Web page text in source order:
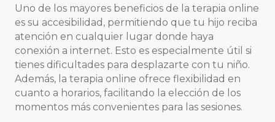
Uno de los mayores beneficios de la terapia online
es su accesibilidad, permitiendo que tu hijo reciba
atención en cualquier lugar donde haya
conexión a internet. Esto es especialmente útil si
tienes dificultades para desplazarte con tu niño.
Además, la terapia online ofrece flexibilidad en
cuanto a horarios, facilitando la elección de los
momentos más convenientes para las sesiones.